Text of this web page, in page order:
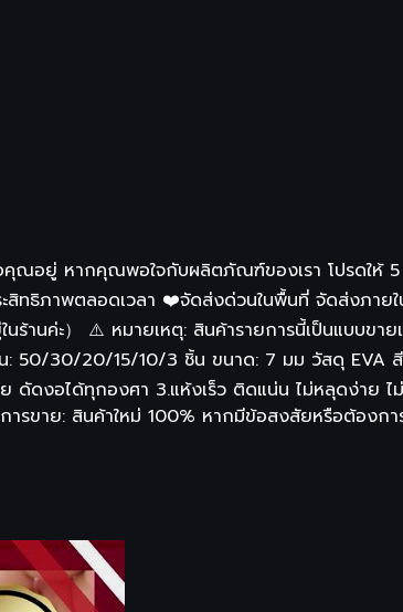
ยู่ หากคุณพอใจกับผลิตภัณฑ์ของเรา โปรดให้ 5 ด
ธิภาพตลอดเวลา ❤️จัดส่งด่วนในพื้นที่ จัดส่งภาย
ร้านค่ะ） ⚠️ หมายเหตุ: สินค้ารายการนี้เป็นแบบข
: 50/30/20/15/10/3 ชิ้น ขนาด: 7 มม วัสดุ EVA
ดัดงอได้ทุกองศา 3.แห้งเร็ว ติดแน่น ไม่หลุดง่าย
ารขาย: สินค้าใหม่ 100% หากมีข้อสงสัยหรือต้อง